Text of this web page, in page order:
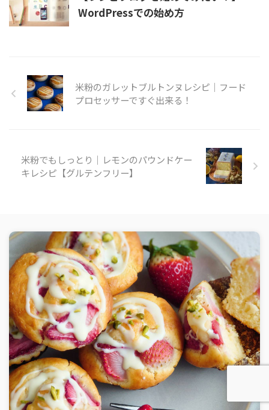
WordPressでの始め方
米粉のガレットブルトンヌレシピ｜フード
プロセッサーですぐ出来る！
米粉でもしっとり｜レモンのパウンドケー
キレシピ【グルテンフリー】